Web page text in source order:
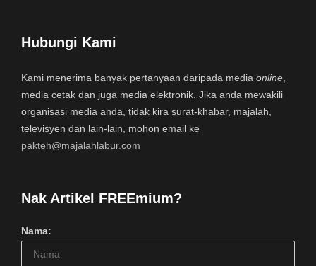
Hubungi Kami
Kami menerima banyak pertanyaan daripada media online
media cetak dan juga media elektronik. Jika anda mewakili
organisasi media anda, tidak kira surat-khabar, majalah,
televisyen dan lain-lain, mohon email ke
pakteh@majalahlabur.com
Nak Artikel FREEmium?
Nama: